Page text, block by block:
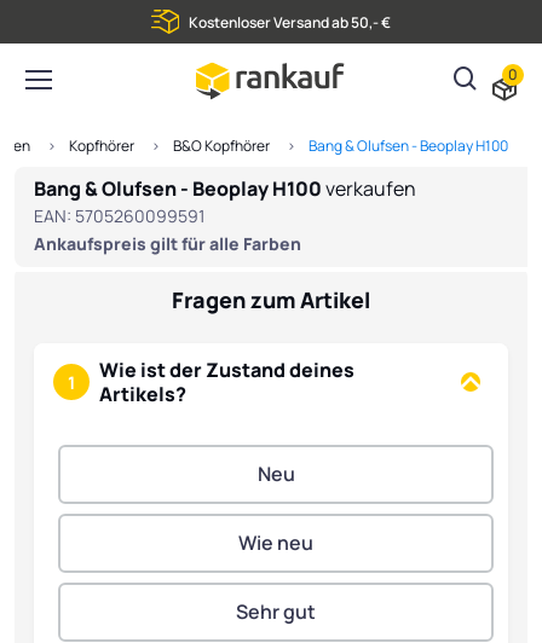
Kostenloser Versand ab 50,- €
0
Kopfhörer B&O Kopfhörer Bang & Olufsen - Beoplay H100
Bang & Olufsen - Beoplay H100verkaufen
EAN: 5705260099591
Ankaufspreis gilt für alle Farben
Fragen zum Artikel
1
Wie ist der Zustand deines
Artikels?